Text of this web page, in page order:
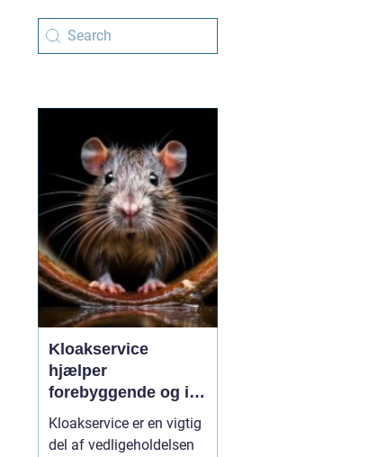
Kloakservice
hjælper
forebyggende og i
krisesituationer
Kloakservice er en vigtig
del af vedligeholdelsen